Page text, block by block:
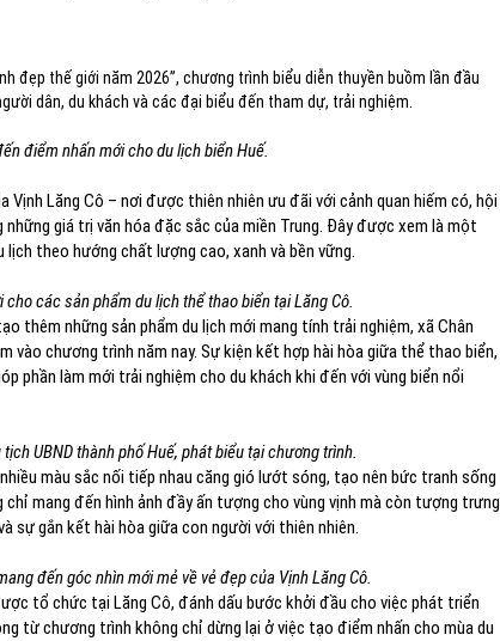
đẹp thế giới năm 2026”, chương trình biểu diễn thuyền buồm lần đầu
dân, du khách và các đại biểu đến tham dự, trải nghiệm.
điểm nhấn mới cho du lịch biển Huế.
Lăng Cô – nơi được thiên nhiên ưu đãi với cảnh quan hiếm có, hội
giá trị văn hóa đặc sắc của miền Trung. Đây được xem là một
theo hướng chất lượng cao, xanh và bền vững.
các sản phẩm du lịch thể thao biển tại Lăng Cô.
thêm những sản phẩm du lịch mới mang tính trải nghiệm, xã Chân
vào chương trình năm nay. Sự kiện kết hợp hài hòa giữa thể thao biển,
phần làm mới trải nghiệm cho du khách khi đến với vùng biển nổi
UBND thành phố Huế, phát biểu tại chương trình.
màu sắc nối tiếp nhau căng gió lướt sóng, tạo nên bức tranh sống
mang đến hình ảnh đầy ấn tượng cho vùng vịnh mà còn tượng trưng
sự gắn kết hài hòa giữa con người với thiên nhiên.
đến góc nhìn mới mẻ về vẻ đẹp của Vịnh Lăng Cô.
tổ chức tại Lăng Cô, đánh dấu bước khởi đầu cho việc phát triển
từ chương trình không chỉ dừng lại ở việc tạo điểm nhấn cho mùa du